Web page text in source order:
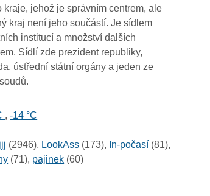
kraje, jehož je správním centrem, ale
kraj není jeho součástí. Je sídlem
institucí a množství dalších
Sídlí zde prezident republiky,
ústřední státní orgány a jeden ze
,-14 °C
jjj (2946), LookAss (173), In-počasí (81),
(71), pajinek (60)